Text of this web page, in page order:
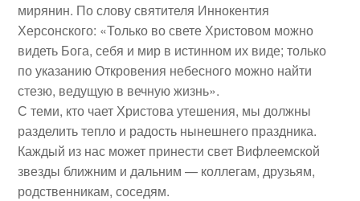
мирянин. По слову святителя Иннокентия
Херсонского: «Только во свете Христовом можно
видеть Бога, себя и мир в истинном их виде; только
по указанию Откровения небесного можно найти
стезю, ведущую в вечную жизнь».
С теми, кто чает Христова утешения, мы должны
разделить тепло и радость нынешнего праздника.
Каждый из нас может принести свет Вифлеемской
звезды ближним и дальним — коллегам, друзьям,
родственникам, соседям.